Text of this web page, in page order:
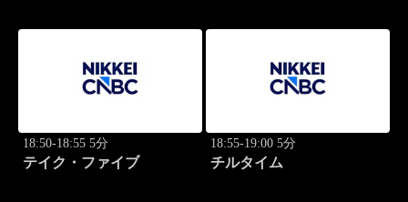
18:50-18:55 5分
テイク・ファイブ
18:55-19:00 5分
チルタイム